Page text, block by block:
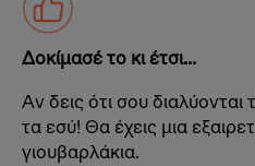
Δοκίμασέ το κι έτσι...
Αν δεις ότι σου διαλύονται
τα εσύ! Θα έχεις μια
γιουβαρλάκια.